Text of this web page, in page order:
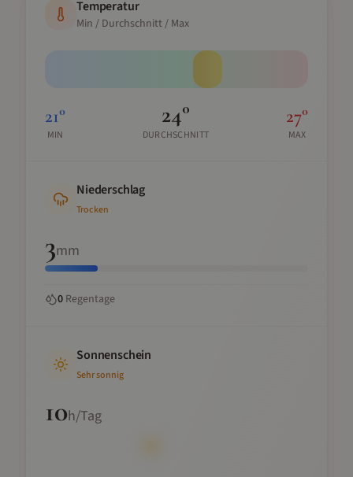
Temperatur
Min / Durchschnitt / Max
21°
MIN
24°
DURCHSCHNITT
27°
MAX
Niederschlag
Trocken
3mm
0 Regentage
Sonnenschein
Sehr sonnig
10h/Tag